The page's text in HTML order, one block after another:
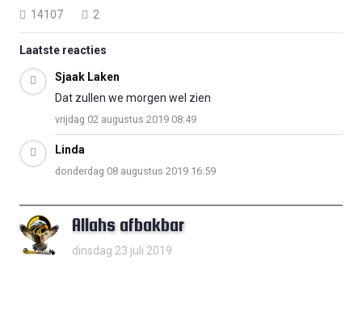
14107 2
Laatste reacties
Sjaak Laken
Dat zullen we morgen wel zien
vrijdag 02 augustus 2019 08:49
Linda
donderdag 08 augustus 2019 16:59
Allahs afbakbar
dinsdag 23 juli 2019